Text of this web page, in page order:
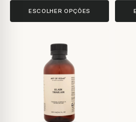
ESCOLHER OPÇÕES